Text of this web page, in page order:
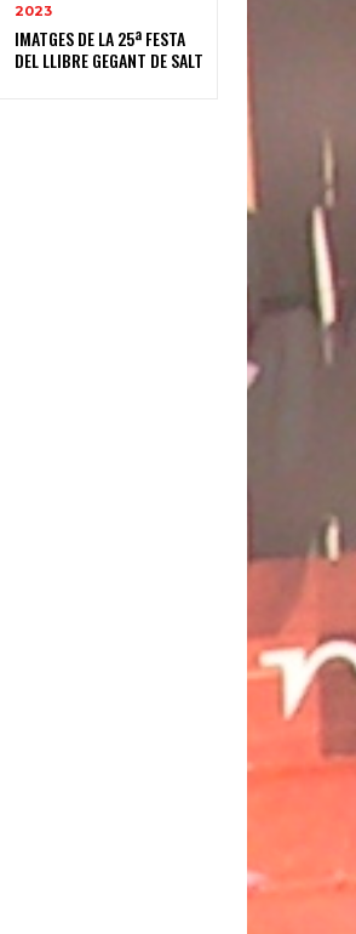
2023
IMATGES DE LA 25ª FESTA
DEL LLIBRE GEGANT DE SALT